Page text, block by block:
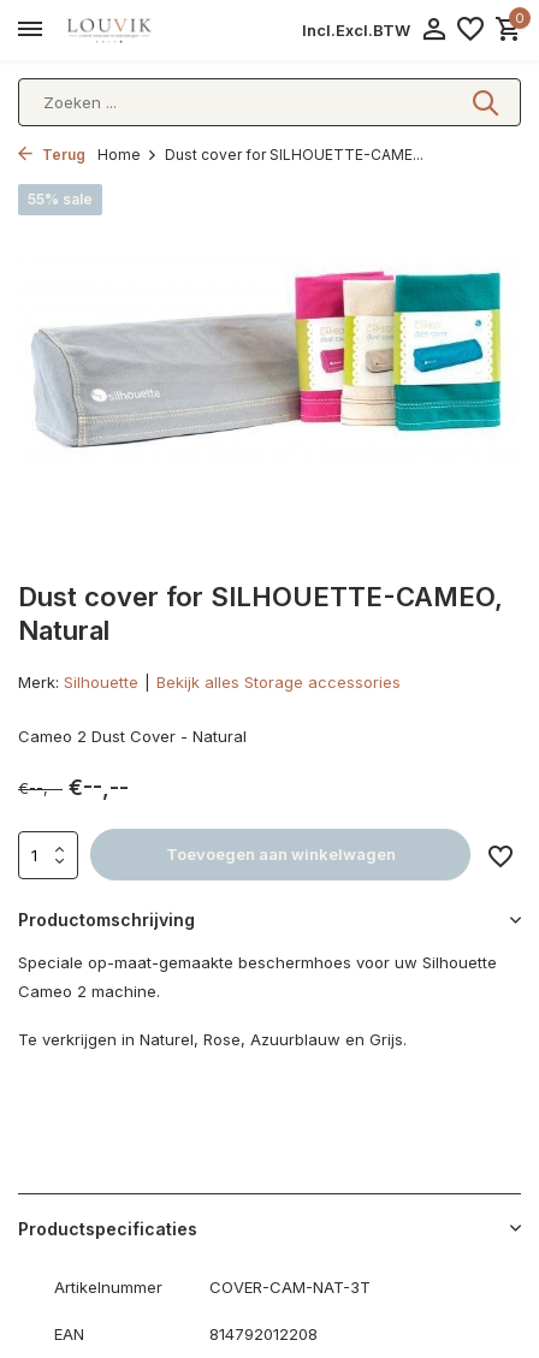
Incl.Excl.BTW
0
Terug Home Dust cover for SILHOUETTE-CAME...
Dust cover for SILHOUETTE-CAMEO,
Natural
55% sale
Merk: Silhouette Bekijk alles Storage accessories
Cameo 2 Dust Cover - Natural
€--,-- €--,--
Toevoegen aan winkelwagen
Productomschrijving
Speciale op-maat-gemaakte beschermhoes voor uw Silhouette
Cameo 2 machine.
Te verkrijgen in Naturel, Rose, Azuurblauw en Grijs.
Productspecificaties
Artikelnummer COVER-CAM-NAT-3T
EAN 814792012208